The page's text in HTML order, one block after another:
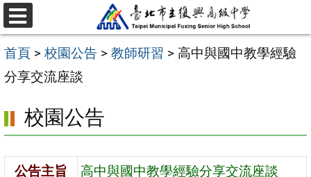
跳
至
主
要
容
區
選
單
首頁 > 校園公告 > 教師研習 > 高中與國中教學經驗
分享交流座談
校園公告
公告主旨
高中與國中教學經驗分享交流座談